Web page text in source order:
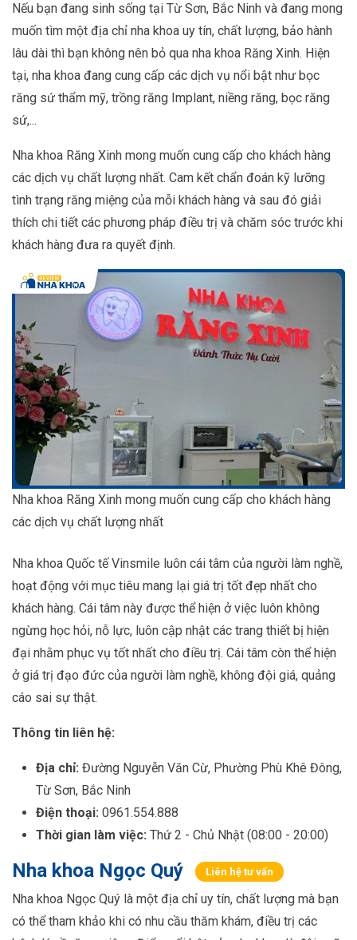
Nếu bạn đang sinh sống tại Từ Sơn, Bắc Ninh và đang mong
muốn tìm một địa chỉ nha khoa uy tín, chất lượng, bảo hành
lâu dài thì bạn không nên bỏ qua nha khoa Răng Xinh. Hiện
tại, nha khoa đang cung cấp các dịch vụ nổi bật như bọc
răng sứ thẩm mỹ, trồng răng Implant, niềng răng, bọc răng
sứ,...
Nha khoa Răng Xinh mong muốn cung cấp cho khách hàng
các dịch vụ chất lượng nhất. Cam kết chẩn đoán kỹ lưỡng
tình trạng răng miệng của mỗi khách hàng và sau đó giải
thích chi tiết các phương pháp điều trị và chăm sóc trước khi
khách hàng đưa ra quyết định.
Nha khoa Răng Xinh mong muốn cung cấp cho khách hàng
các dịch vụ chất lượng nhất
Nha khoa Quốc tế Vinsmile luôn cái tâm của người làm nghề,
hoạt động với mục tiêu mang lại giá trị tốt đẹp nhất cho
khách hàng. Cái tâm này được thể hiện ở việc luôn không
ngừng học hỏi, nỗ lực, luôn cập nhật các trang thiết bị hiện
đại nhằm phục vụ tốt nhất cho điều trị. Cái tâm còn thể hiện
ở giá trị đạo đức của người làm nghề, không đội giá, quảng
cáo sai sự thật.
Thông tin liên hệ:
Địa chỉ: Đường Nguyễn Văn Cừ, Phường Phù Khê Đông,
Từ Sơn, Bắc Ninh
Điện thoại: 0961.554.888
Thời gian làm việc: Thứ 2 - Chủ Nhật (08:00 - 20:00)
Nha khoa Ngọc Quý Liên hệ tư vấn
Nha khoa Ngọc Quý là một địa chỉ uy tín, chất lượng mà bạn
có thể tham khảo khi có nhu cầu thăm khám, điều trị các